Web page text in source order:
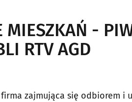
MIESZKAŃ -
RTV AGD
firma zajmująca się odbiorem